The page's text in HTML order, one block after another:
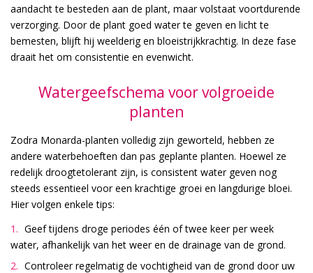
aandacht te besteden aan de plant, maar volstaat voortdurende
verzorging. Door de plant goed water te geven en licht te
bemesten, blijft hij weelderig en bloeistrijkkrachtig. In deze fase
draait het om consistentie en evenwicht.
Watergeefschema voor volgroeide
planten
Zodra Monarda-planten volledig zijn geworteld, hebben ze
andere waterbehoeften dan pas geplante planten. Hoewel ze
redelijk droogtetolerant zijn, is consistent water geven nog
steeds essentieel voor een krachtige groei en langdurige bloei.
Hier volgen enkele tips:
Geef tijdens droge periodes één of twee keer per week
water, afhankelijk van het weer en de drainage van de grond.
Controleer regelmatig de vochtigheid van de grond door uw